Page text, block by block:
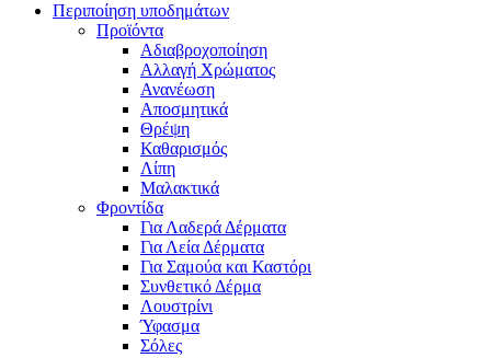
Περιποίηση υποδημάτων
Προϊόντα
Αδιαβροχοποίηση
Αλλαγή Χρώματος
Ανανέωση
Αποσμητικά
Θρέψη
Καθαρισμός
Λίπη
Μαλακτικά
Φροντίδα
Για Λαδερά Δέρματα
Για Λεία Δέρματα
Για Σαμούα και Καστόρι
Συνθετικό Δέρμα
Λουστρίνι
Ύφασμα
Σόλες